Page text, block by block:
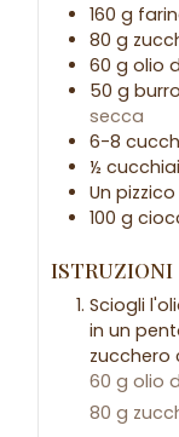
160 g
80 g
60 g olio
50 g
secca
6-8
½
Un pizzico
100 g
ISTRUZIONI
Sciogli
in un
zucchero
60 g olio
80 g